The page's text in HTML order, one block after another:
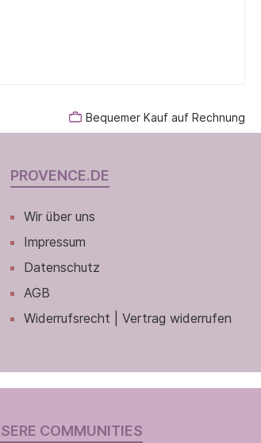
Bequemer Kauf auf Rechnung
PROVENCE.DE
Wir über uns
Impressum
Datenschutz
AGB
Widerrufsrecht | Vertrag widerrufen
COMMUNITIES